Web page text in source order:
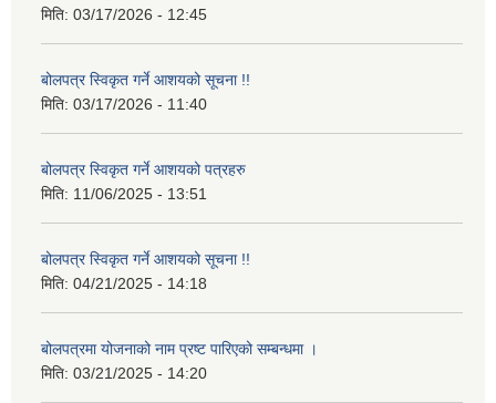
मिति: 03/17/2026 - 12:45
बोलपत्र स्विकृत गर्ने आशयको सूचना !!
मिति: 03/17/2026 - 11:40
बोलपत्र स्विकृत गर्ने आशयको पत्रहरु
मिति: 11/06/2025 - 13:51
बोलपत्र स्विकृत गर्ने आशयको सूचना !!
मिति: 04/21/2025 - 14:18
बोलपत्रमा योजनाको नाम प्रष्ट पारिएको सम्बन्धमा ।
मिति: 03/21/2025 - 14:20